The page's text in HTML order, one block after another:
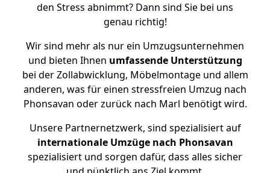
den Stress abnimmt? Dann sind Sie bei uns
genau richtig!
Wir sind mehr als nur ein Umzugsunternehmen
und bieten Ihnen umfassende Unterstützung
bei der Zollabwicklung, Möbelmontage und allem
anderen, was für einen stressfreien Umzug nach
Phonsavan oder zurück nach Marl benötigt wird.
Unsere Partnernetzwerk, sind spezialisiert auf
internationale Umzüge nach Phonsavan
spezialisiert und sorgen dafür, dass alles sicher